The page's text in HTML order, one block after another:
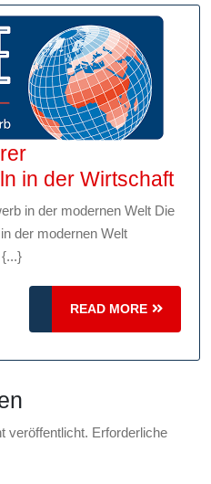
Erfolg
auf
der
in der WirtschaftDie
in
in der modernen Welt Die
der modernen Welt
READ MORE
READ
MORE
veröffentlicht. Erforderliche